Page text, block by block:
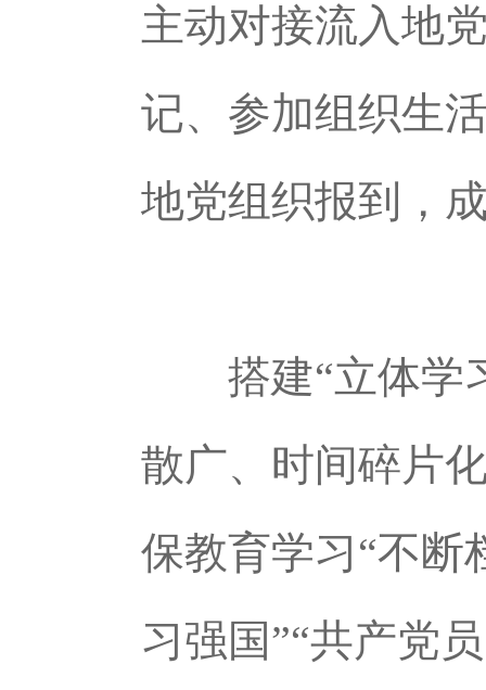
主动对接流入地
记、参加组织生
地党组织报到，
搭建“立体学
散广、时间碎片
保教育学习“不断
习强国”“共产党